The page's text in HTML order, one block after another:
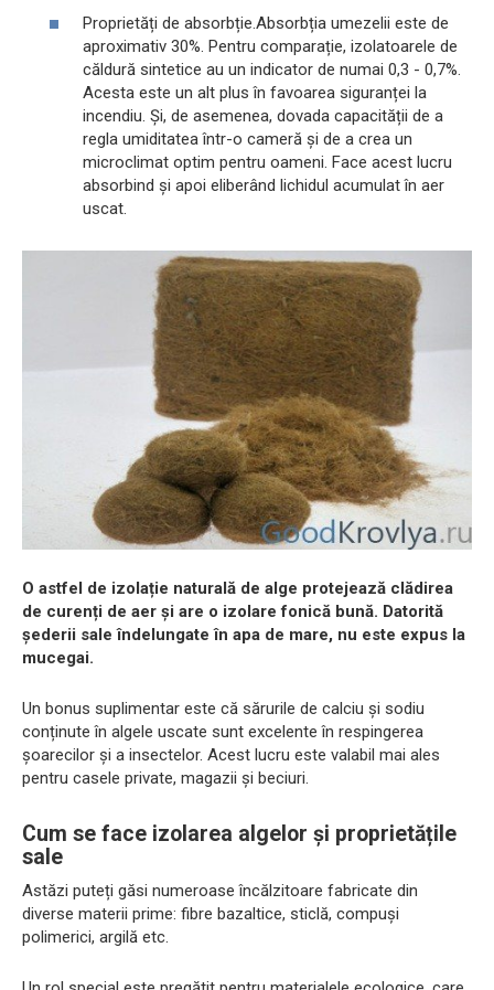
Proprietăți de absorbție.Absorbția umezelii este de
aproximativ 30%. Pentru comparație, izolatoarele de
căldură sintetice au un indicator de numai 0,3 - 0,7%.
Acesta este un alt plus în favoarea siguranței la
incendiu. Și, de asemenea, dovada capacității de a
regla umiditatea într-o cameră și de a crea un
microclimat optim pentru oameni. Face acest lucru
absorbind și apoi eliberând lichidul acumulat în aer
uscat.
O astfel de izolație naturală de alge protejează clădirea
de curenți de aer și are o izolare fonică bună. Datorită
șederii sale îndelungate în apa de mare, nu este expus la
mucegai.
Un bonus suplimentar este că sărurile de calciu și sodiu
conținute în algele uscate sunt excelente în respingerea
șoarecilor și a insectelor. Acest lucru este valabil mai ales
pentru casele private, magazii și beciuri.
Cum se face izolarea algelor și proprietățile
sale
Astăzi puteți găsi numeroase încălzitoare fabricate din
diverse materii prime: fibre bazaltice, sticlă, compuși
polimerici, argilă etc.